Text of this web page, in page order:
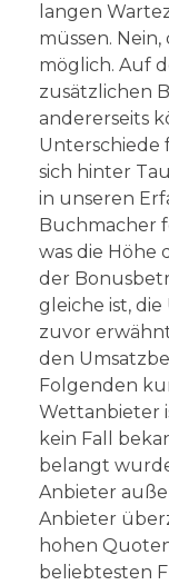
langen
müssen.
möglich. Auf
zusätzlichen
andererseits
Unterschiede
sich hinter
in unseren
Buchmacher
was die Höhe
der
gleiche ist,
zuvor
den
Folgenden
Wettanbieter
kein Fall
belangt
Anbieter
Anbieter
hohen
beliebtesten